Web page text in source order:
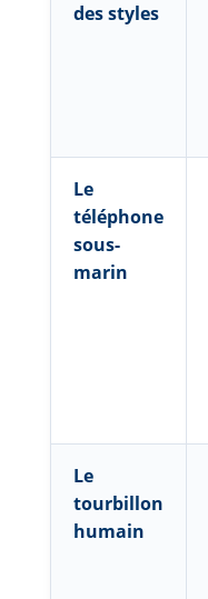
des styles
Le
téléphone
sous-
marin
Le
tourbillon
humain